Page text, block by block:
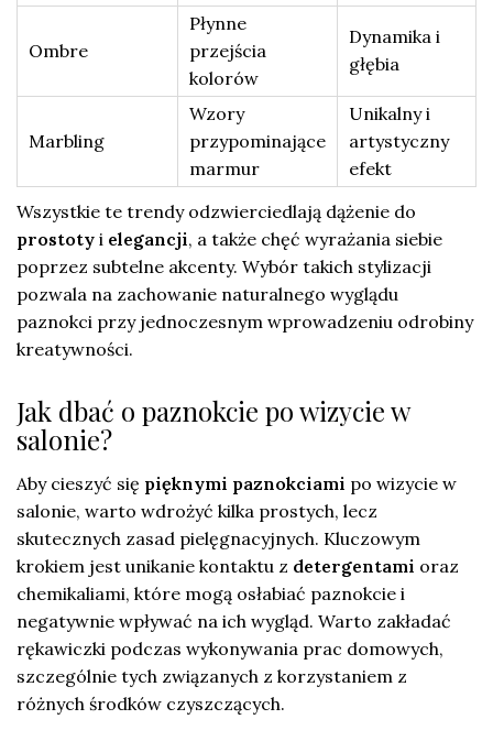
Ombre
Płynne
przejścia
kolorów
Dynamika i
głębia
Marbling
Wzory
przypominające
marmur
Unikalny i
artystyczny
efekt
Wszystkie te trendy odzwierciedlają dążenie do
prostoty i elegancji, a także chęć wyrażania siebie
poprzez subtelne akcenty. Wybór takich stylizacji
pozwala na zachowanie naturalnego wyglądu
paznokci przy jednoczesnym wprowadzeniu odrobiny
kreatywności.
Jak dbać o paznokcie po wizycie w
salonie?
Aby cieszyć się pięknymi paznokciami po wizycie w
salonie, warto wdrożyć kilka prostych, lecz
skutecznych zasad pielęgnacyjnych. Kluczowym
krokiem jest unikanie kontaktu z detergentami oraz
chemikaliami, które mogą osłabiać paznokcie i
negatywnie wpływać na ich wygląd. Warto zakładać
rękawiczki podczas wykonywania prac domowych,
szczególnie tych związanych z korzystaniem z
różnych środków czyszczących.